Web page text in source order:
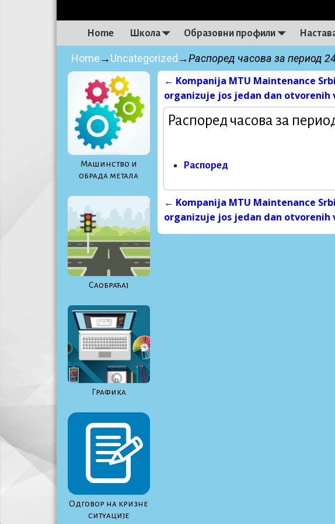
Home Школа Образовни профили
Home→Uncategorized →Распоред часова за период
Post navigation
← Kompanija MTU Maintenance
organizuje jos jedan dan otvorenih
Распоред часова за
Распоред
Post navigation
← Kompanija MTU Maintenance
organizuje jos jedan dan otvorenih
Maшинство и
обрада метала
Саобраћај
Графика
Одговор на кризне
ситуације